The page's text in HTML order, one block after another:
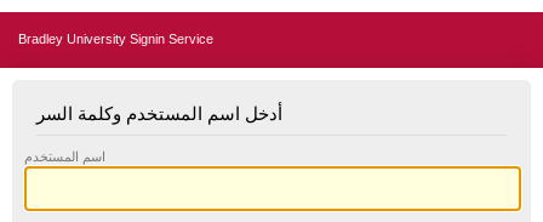
Bradley University Signin Service
أدخل اسم المستخدم وكلمة السر
اسم المستخدم